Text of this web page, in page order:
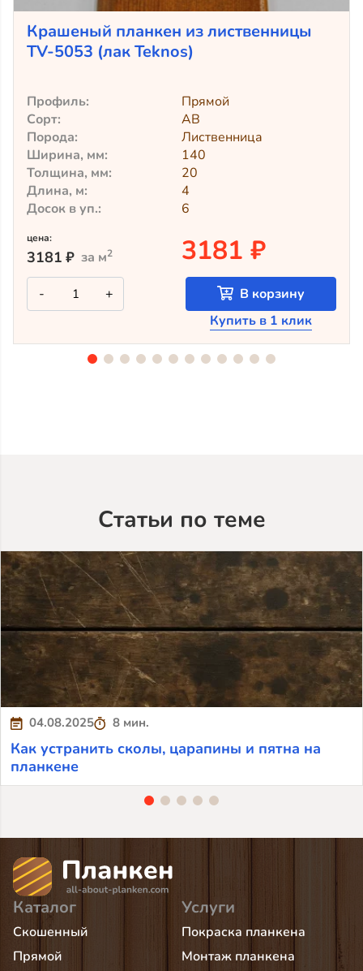
Крашеный планкен из лиственницы
TV-5053 (лак Teknos)
Профиль:
Прямой
Сорт:
АВ
Порода:
Лиственница
Ширина, мм:
140
Толщина, мм:
20
Длина, м:
4
Досок в уп.:
6
цена:
3181 ₽ за м2 3181 ₽
-
Количество
товара
Крашеный
лиственницы
+
В корзину
Купить в 1 клик
Статьи по теме
04.08.2025 8 мин.
Как устранить сколы, царапины и пятна на
планкене
Каталог
Скошенный
Прямой
Услуги
Покраска планкена
Монтаж планкена